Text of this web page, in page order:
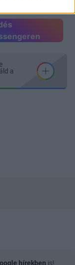
a
hírekben is!